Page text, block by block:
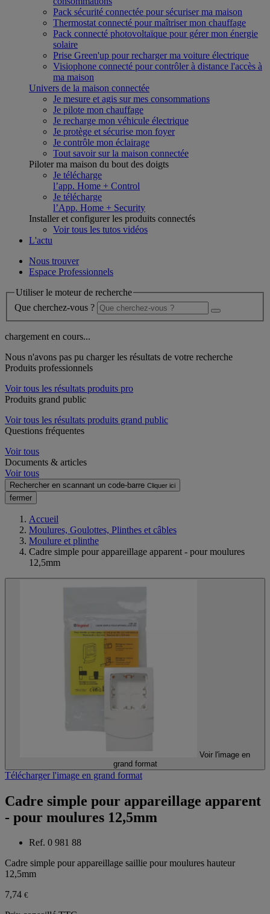
Pack sécurité connectée pour sécuriser ma maison
Thermostat connecté pour maîtriser mon chauffage
Pack connecté photovoltaïque pour gérer mon énergie
solaire
Prise Green'up pour recharger ma voiture électrique
Visiophone connecté pour contrôler à distance l'accès à
ma maison
Univers de la maison connectée
Je mesure et agis sur mes consommations
Je pilote mon chauffage
Je recharge mon véhicule électrique
Je protège et sécurise mon foyer
Je contrôle mon éclairage
Tout savoir sur la maison connectée
Piloter ma maison du bout des doigts
Je télécharge
l’app. Home + Control
Je télécharge
l’App. Home + Security
Installer et configurer les produits connectés
Voir tous les tutos vidéos
L'actu
Nous trouver
Espace Professionnels
Utiliser le moteur de recherche
Que cherchez-vous ?
chargement en cours...
Nous n'avons pas pu charger les résultats de votre recherche
Produits professionnels
Voir tous les résultats produits pro
Produits grand public
Voir tous les résultats produits grand public
Questions fréquentes
Voir tous
Documents & articles
Voir tous
Rechercher en scannant un code-barre Cliquer ici
fermer
Accueil
Moulures, Goulottes, Plinthes et câbles
Moulure et plinthe
Cadre simple pour appareillage apparent - pour moulures
12,5mm
Voir l'image en
grand format
Télécharger l'image en grand format
Cadre simple pour appareillage apparent
- pour moulures 12,5mm
Ref. 0 981 88
Cadre simple pour appareillage saillie pour moulures hauteur
12,5mm
7,74 €